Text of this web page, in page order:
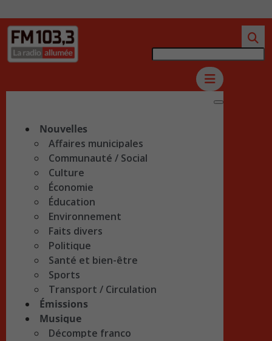
Nouvelles
Affaires municipales
Communauté / Social
Culture
Économie
Éducation
Environnement
Faits divers
Politique
Santé et bien-être
Sports
Transport / Circulation
Émissions
Musique
Décompte franco